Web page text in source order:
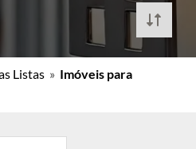
Listas » Imóveis para